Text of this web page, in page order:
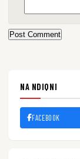
Post Comment
NA NDIQNI
FACEBOOK